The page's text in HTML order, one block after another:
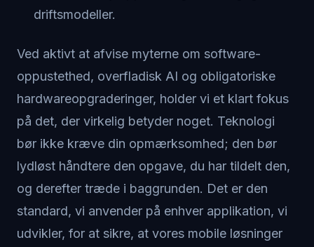
driftsmodeller.
Ved aktivt at afvise myterne om software-
oppustethed, overfladisk AI og obligatoriske
hardwareopgraderinger, holder vi et klart fokus
på det, der virkelig betyder noget. Teknologi
bør ikke kræve din opmærksomhed; den bør
lydløst håndtere den opgave, du har tildelt den,
og derefter træde i baggrunden. Det er den
standard, vi anvender på enhver applikation, vi
udvikler, for at sikre, at vores mobile løsninger